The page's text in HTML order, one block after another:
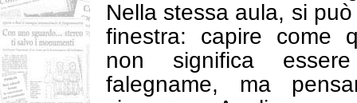
Nella stessa aula, si
finestra: capire come
non significa
falegname, ma